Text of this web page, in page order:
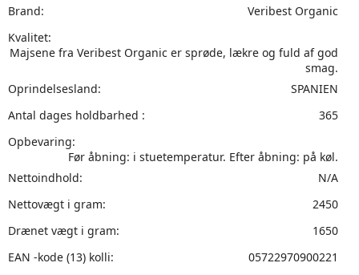
Brand:
Veribest Organic
Kvalitet:
Majsene fra Veribest Organic er sprøde, lækre og fuld af god
smag.
Oprindelsesland:
SPANIEN
Antal dages holdbarhed :
365
Opbevaring:
Før åbning: i stuetemperatur. Efter åbning: på køl.
Nettoindhold:
N/A
Nettovægt i gram:
2450
Drænet vægt i gram:
1650
EAN -kode (13) kolli:
05722970900221